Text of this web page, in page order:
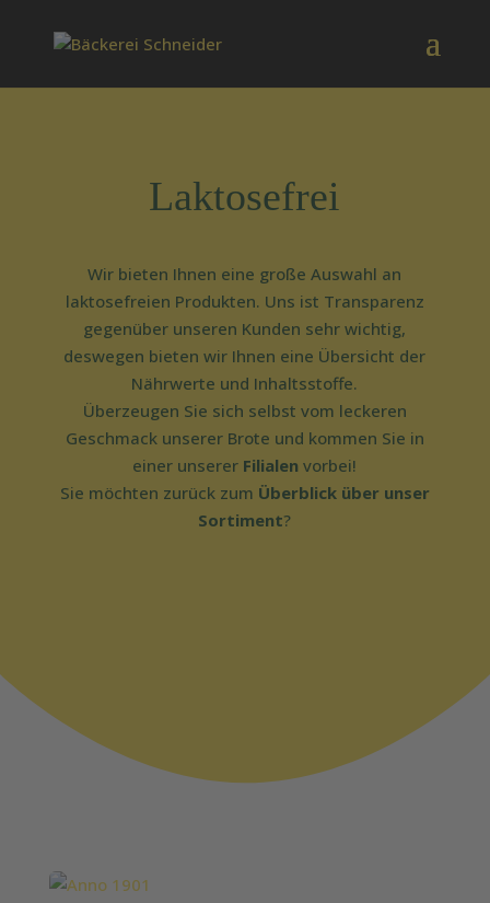
Laktosefrei
Wir bieten Ihnen eine große Auswahl an
laktosefreien Produkten. Uns ist Transparenz
gegenüber unseren Kunden sehr wichtig,
deswegen bieten wir Ihnen eine Übersicht der
Nährwerte und Inhaltsstoffe.
Überzeugen Sie sich selbst vom leckeren
Geschmack unserer Brote und kommen Sie in
einer unserer Filialen vorbei!
Sie möchten zurück zum Überblick über unser
Sortiment?